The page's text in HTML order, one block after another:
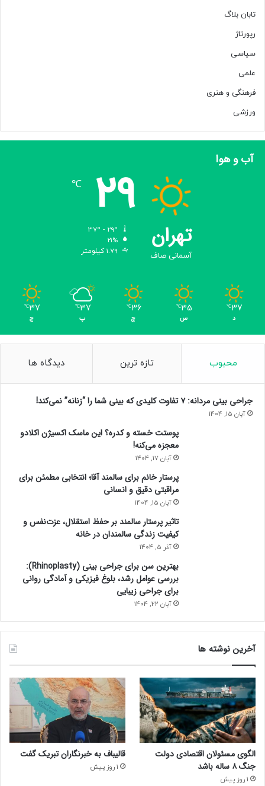
ا
ه
د
م
خ
ا
ل
تابان بلاگ
رپورتاژ
سیاسی
علمی
فرهنگی و هنری
ورزشی
آب و هوا
تهران
آسمانی صاف
29
℃
21%
1.79 کیلومتر
37
℃
د
35
℃
س
36
℃
چ
37
℃
پ
37
℃
ج
محبوب تازه ترین دیدگاه ها
جراحی بینی مردانه: ۷ تفاوت کلیدی که بینی شما را “زنانه” نمی‌کند!
آبان 15, 1404
پوستت خسته و کدره؟ این ماسک اکسیژن اکلادو
معجزه می‌کنه!
آبان 17, 1404
پرستار خانم برای سالمند آقا؛ انتخابی مطمئن برای
مراقبتی دقیق و انسانی
آبان 15, 1404
تاثیر پرستار سالمند بر حفظ استقلال، عزت‌نفس و
کیفیت زندگی سالمندان در خانه
آذر 5, 1404
بهترین سن برای جراحی بینی (Rhinoplasty):
بررسی عوامل رشد، بلوغ فیزیکی و آمادگی روانی
برای جراحی زیبایی
آبان 22, 1404
آخرین نوشته ها
الگوی مسئولان اقتصادی دولت
جنگ ۸ ساله باشد
1 روز پیش
قالیباف به خبرنگاران تبریک گفت
1 روز پیش